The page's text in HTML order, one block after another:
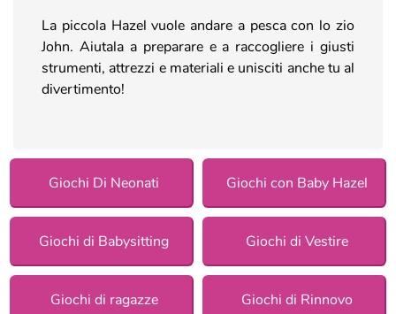
La piccola Hazel vuole andare a pesca con lo zio
John. Aiutala a preparare e a raccogliere i giusti
strumenti, attrezzi e materiali e unisciti anche tu al
divertimento!
Giochi Di Neonati Giochi con Baby Hazel
Giochi di Babysitting Giochi di Vestire
Giochi di ragazze Giochi di Rinnovo